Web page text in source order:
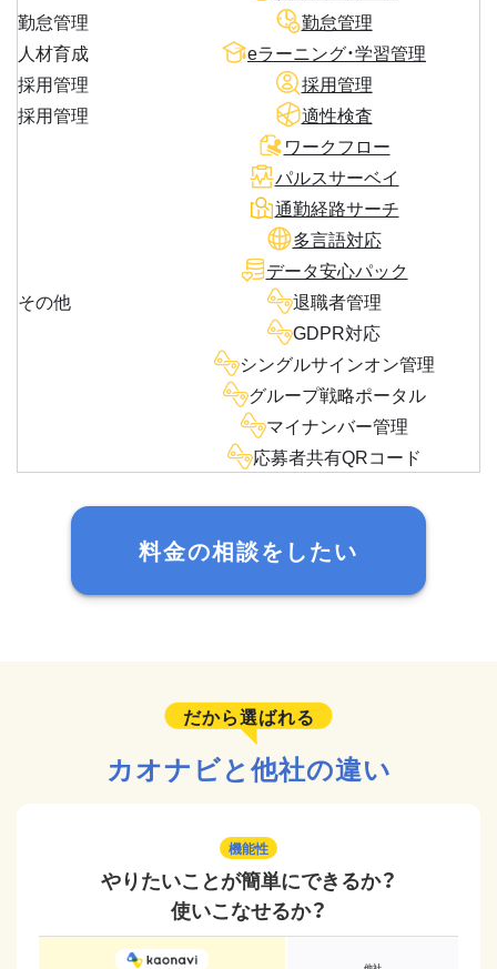
勤怠管理
勤怠管理
人材育成
eラーニング・学習管理
採用管理
採用管理
採用管理
適性検査
その他
ワークフロー
パルスサーベイ
通勤経路サーチ
多言語対応
データ安心パック
退職者管理
GDPR対応
シングルサインオン管理
グループ戦略ポータル
マイナンバー管理
応募者共有QRコード
料金の相談をしたい
だから選ばれる
カオナビと他社の違い
機能性
やりたいことが簡単にできるか？
使いこなせるか？